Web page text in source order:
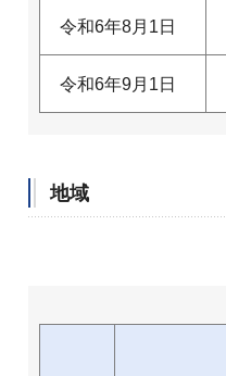
令和6年8月1日
令和6年9月1日
地域